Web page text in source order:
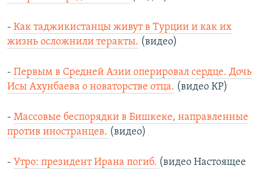
- Как таджикистанцы живут в Турции и как их
жизнь осложнили теракты. (видео)
- Первым в Средней Азии оперировал сердце. Дочь
Исы Ахунбаева о новаторстве отца. (видео КР)
- Массовые беспорядки в Бишкеке, направленные
против иностранцев. (видео)
- Утро: президент Ирана погиб. (видео Настоящее